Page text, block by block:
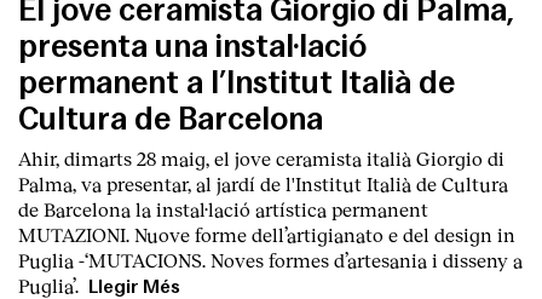
El jove ceramista Giorgio di Palma,
presenta una instal·lació
permanent a l’Institut Italià de
Cultura de Barcelona
Ahir, dimarts 28 maig, el jove ceramista italià Giorgio di
Palma , va presentar, al jardí de l'Institut Italià de Cultura
de Barcelona la instal·lació artística permanent
MUTAZIONI. Nuove forme dell’artigianato e del design in
Puglia -‘MUTACIONS. Noves formes d’artesania i disseny a
Puglia’.
Llegir Més